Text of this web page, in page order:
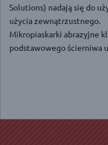
Solutions) nadają się do
użycia zewnątrzustnego.
Mikropiaskarki abrazyjne
podstawowego ścierniwa